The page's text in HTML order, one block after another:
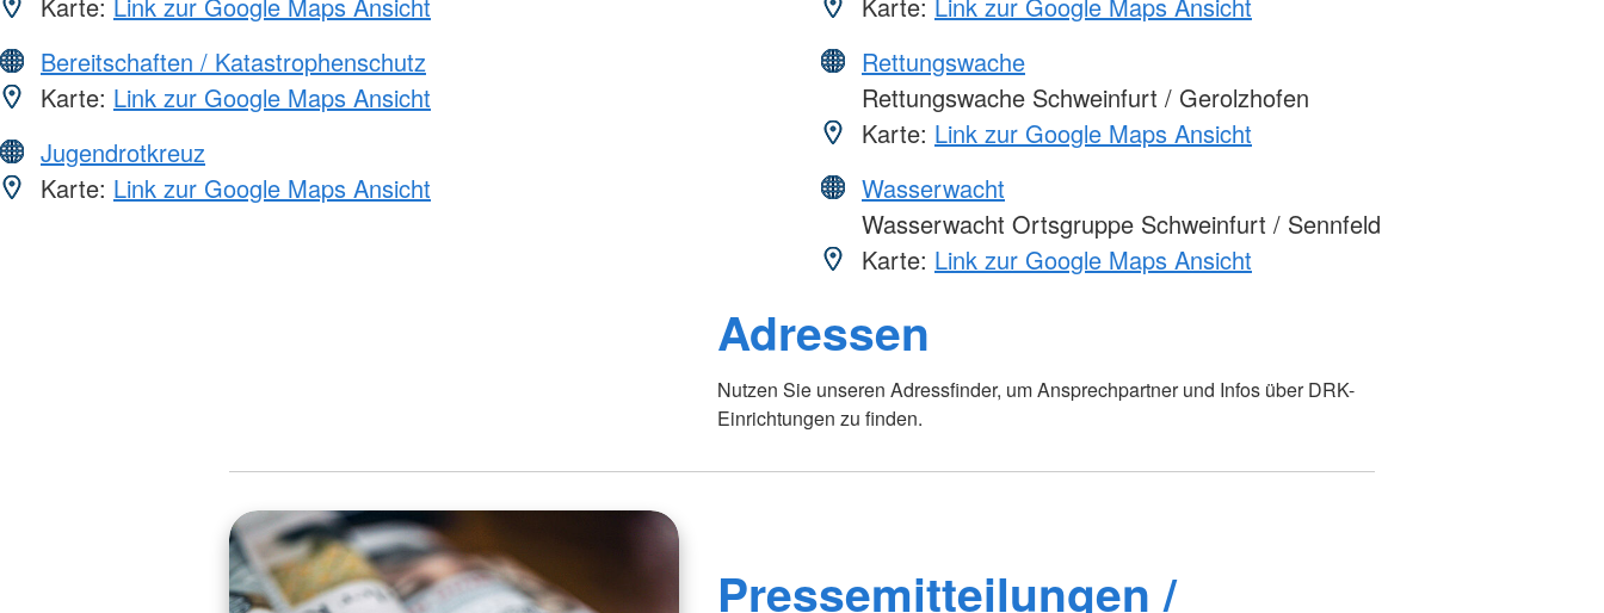
Bereitschaften / Katastrophenschutz
Karte: Link zur Google Maps Ansicht
Jugendrotkreuz
Karte: Link zur Google Maps Ansicht
Rettungswache
Rettungswache Schweinfurt / Gerolzhofen
Karte: Link zur Google Maps Ansicht
Wasserwacht
Wasserwacht Ortsgruppe Schweinfurt / Sennfeld
Karte: Link zur Google Maps Ansicht
Adressen
Nutzen Sie unseren Adressfinder, um Ansprechpartner und Infos über DRK-
Einrichtungen zu finden.
Pressemitteilungen /